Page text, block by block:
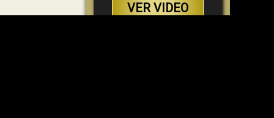
VER VIDEO